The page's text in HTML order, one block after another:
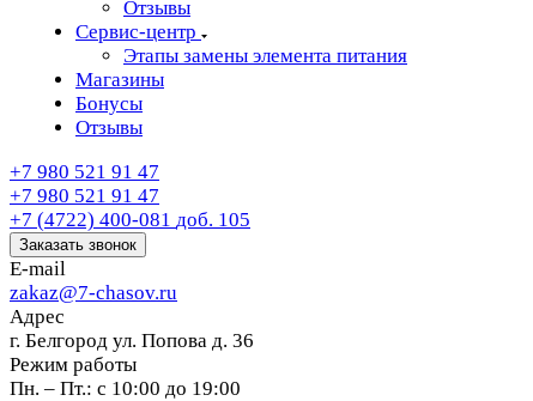
Отзывы
Сервис-центр
Этапы замены элемента питания
Магазины
Бонусы
Отзывы
+7 980 521 91 47
+7 980 521 91 47
+7 (4722) 400-081 доб. 105
Заказать звонок
E-mail
zakaz@7-chasov.ru
Адрес
г. Белгород ул. Попова д. 36
Режим работы
Пн. – Пт.: с 10:00 до 19:00